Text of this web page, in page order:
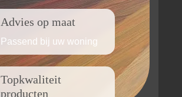
Advies op maat
Passend bij uw woning
Topkwaliteit
producten